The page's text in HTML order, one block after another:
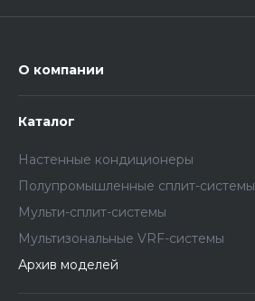
О компании
Каталог
Настенные кондиционеры
Полупромышленные сплит-системы
Мульти-сплит-системы
Мультизональные VRF-системы
Архив моделей